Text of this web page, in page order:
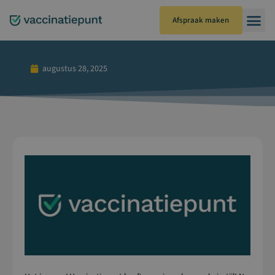
naar
Afspraak maken
augustus 28, 2025